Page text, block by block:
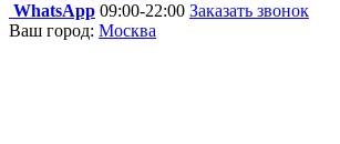
WhatsApp 09:00-22:00 Заказать звонок
Ваш город: Москва